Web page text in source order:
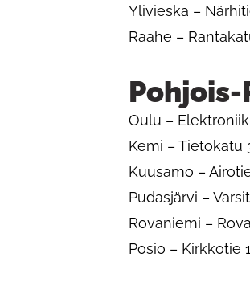
Ylivieska –
Raahe –
Oulu –
Kemi – Tietokatu
Kuusamo –
Pudasjärvi –
Rovaniemi –
Posio – Kirkkotie